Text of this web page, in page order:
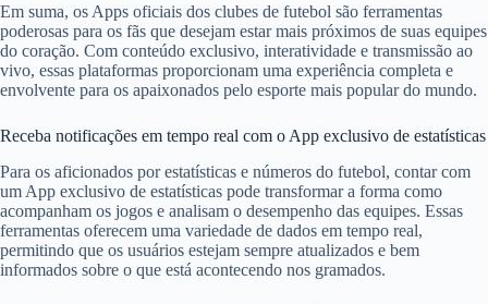
Em suma, os Apps oficiais dos clubes de futebol são ferramentas
poderosas para os fãs que desejam estar mais próximos de suas equipes
do coração. Com conteúdo exclusivo, interatividade e transmissão ao
vivo, essas plataformas proporcionam uma experiência completa e
envolvente para os apaixonados pelo esporte mais popular do mundo.
Receba notificações em tempo real com o App exclusivo de estatísticas
Para os aficionados por estatísticas e números do futebol, contar com
um App exclusivo de estatísticas pode transformar a forma como
acompanham os jogos e analisam o desempenho das equipes. Essas
ferramentas oferecem uma variedade de dados em tempo real,
permitindo que os usuários estejam sempre atualizados e bem
informados sobre o que está acontecendo nos gramados.